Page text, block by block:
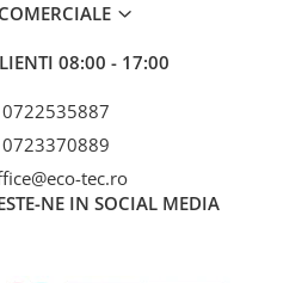
08:00 - 17:00
0722535887
0723370889
tec.ro
NE IN SOCIAL MEDIA